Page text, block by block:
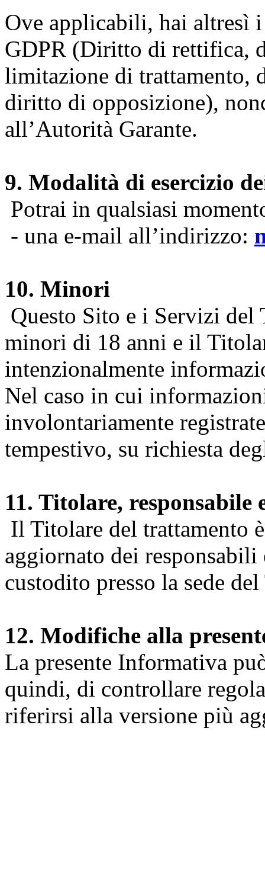
Ove applicabili, hai
GDPR (Diritto di rettifica,
limitazione di trattamento,
diritto di opposizione),
all’Autorità Garante.
9. Modalità di esercizio
Potrai in qualsiasi
- una e-mail all’indirizzo:
10. Minori
Questo Sito e i Servizi del
minori di 18 anni e il
intenzionalmente
Nel caso in cui
involontariamente
tempestivo, su richiesta
11. Titolare, responsabile
Il Titolare del trattamento
aggiornato dei
custodito presso la sede
12. Modifiche alla
La presente Informativa
quindi, di controllare
riferirsi alla versione più